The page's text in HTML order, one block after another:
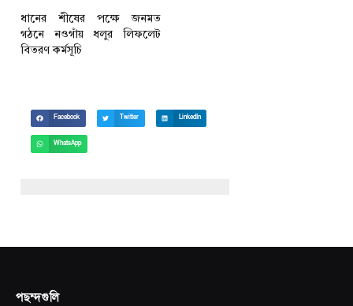
ধানের শীষের পক্ষে জনমত
গঠনে নওগাঁয় ধলুর লিফলেট
বিতরণ কর্মসূচি
Facebook Twitter LinkedIn
WhatsApp
পছন্দগুলি